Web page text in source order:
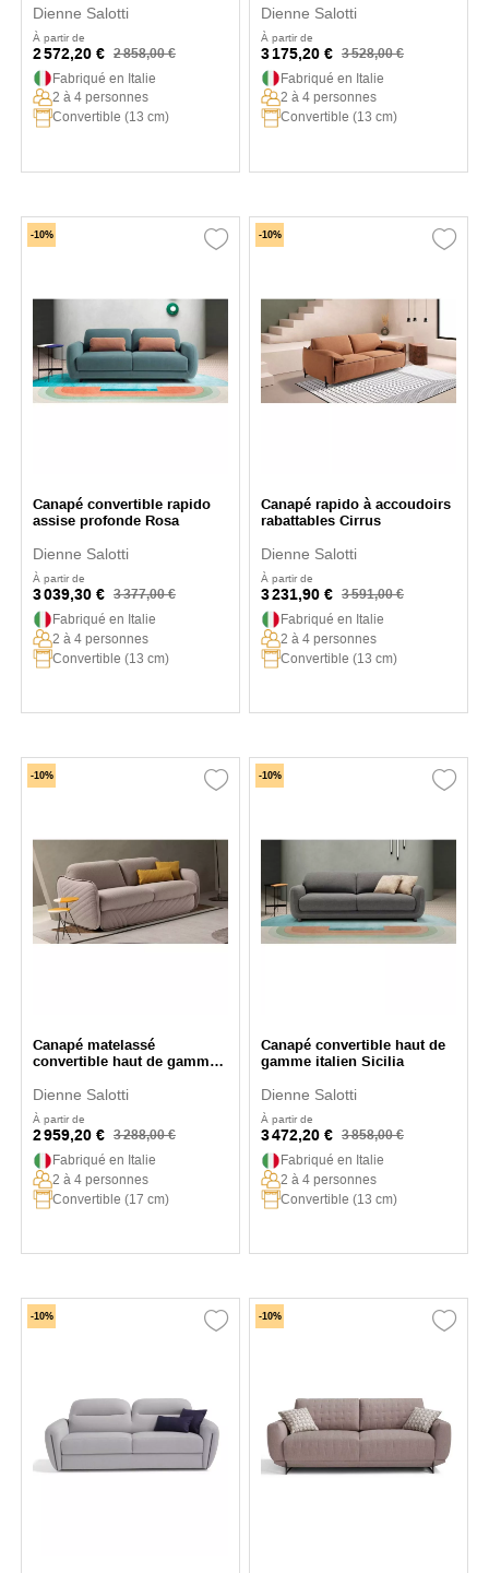
Dienne Salotti
À partir de
2 572,20 € 2 858,00 €
Fabriqué en Italie
2 à 4 personnes
Convertible (13 cm)
Dienne Salotti
À partir de
3 175,20 € 3 528,00 €
Fabriqué en Italie
2 à 4 personnes
Convertible (13 cm)
-10%
Canapé convertible rapido
assise profonde Rosa
Dienne Salotti
À partir de
3 039,30 € 3 377,00 €
Fabriqué en Italie
2 à 4 personnes
Convertible (13 cm)
-10%
Canapé rapido à accoudoirs
rabattables Cirrus
Dienne Salotti
À partir de
3 231,90 € 3 591,00 €
Fabriqué en Italie
2 à 4 personnes
Convertible (13 cm)
-10%
Canapé matelassé
convertible haut de gamme
Dienne Salotti
À partir de
2 959,20 € 3 288,00 €
Fabriqué en Italie
2 à 4 personnes
Convertible (17 cm)
-10%
Canapé convertible haut de
gamme italien Sicilia
Dienne Salotti
À partir de
3 472,20 € 3 858,00 €
Fabriqué en Italie
2 à 4 personnes
Convertible (13 cm)
-10% -10%